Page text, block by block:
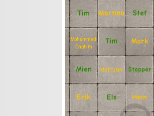
Tim Martina Stef
Mohammed
Chahim
Tim Mark
Mien dartjan Stapper
Erik Els Hein